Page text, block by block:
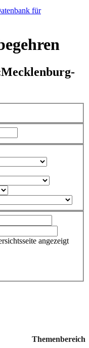
für
angezeigt
Themenbereich